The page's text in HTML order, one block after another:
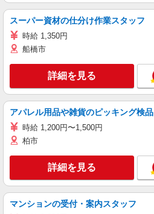
スーパー資材の仕分け作業スタッフ
時給 1,350円
船橋市
詳細を見る
アパレル用品や雑貨のピッキング検品
時給 1,200円〜1,500円
柏市
詳細を見る
マンションの受付・案内スタッフ